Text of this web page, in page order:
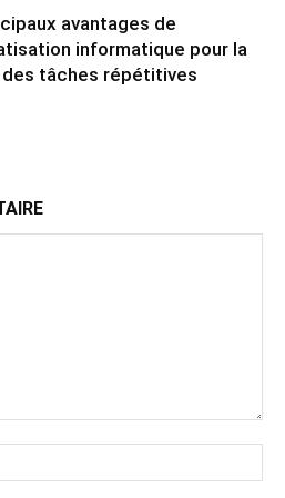
avantages de
informatique pour la
tâches répétitives